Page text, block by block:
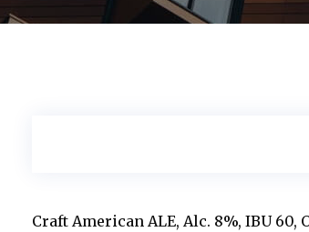
Craft American ALE, Alc. 8%, IBU 60,